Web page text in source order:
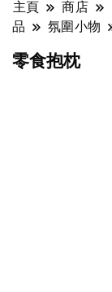
主頁 商店
品
氛圍小物
零食抱枕